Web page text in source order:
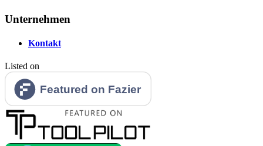
Unternehmen
Kontakt
Listed on